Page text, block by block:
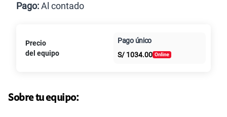
Pago:Al contado
Al contado Cuotas Claro
intereses
Precio
del equipo
Pago único
S/ 1034.00
Sobre tu equipo: